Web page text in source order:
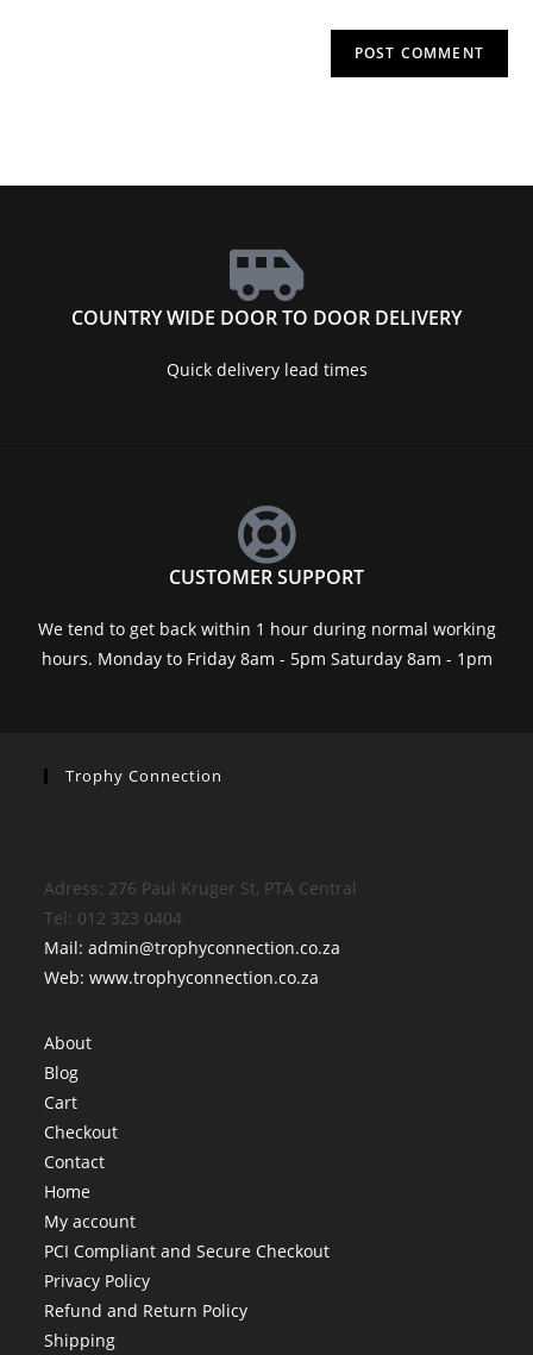
COUNTRY WIDE DOOR TO DOOR DELIVERY
Quick delivery lead times
CUSTOMER SUPPORT
We tend to get back within 1 hour during normal working
hours. Monday to Friday 8am - 5pm Saturday 8am - 1pm
Trophy Connection
Adress: 276 Paul Kruger St, PTA Central
Tel: 012 323 0404
Mail: admin@trophyconnection.co.za
Web: www.trophyconnection.co.za
About
Blog
Cart
Checkout
Contact
Home
My account
PCI Compliant and Secure Checkout
Privacy Policy
Refund and Return Policy
Shipping